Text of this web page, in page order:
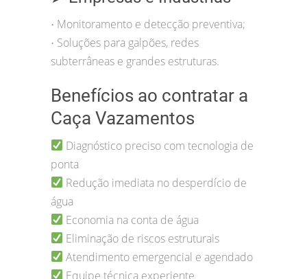
• Monitoramento e detecção preventiva;
• Soluções para galpões, redes
subterrâneas e grandes estruturas.
Benefícios ao contratar a
Caça Vazamentos
Diagnóstico preciso com tecnologia de
ponta
Redução imediata no desperdício de
água
Economia na conta de água
Eliminação de riscos estruturais
Atendimento emergencial e agendado
Equipe técnica experiente